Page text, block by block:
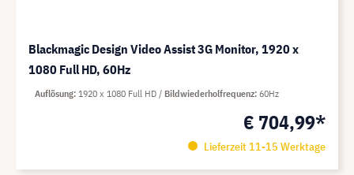
Blackmagic Design Video Assist 3G Monitor, 1920 x
1080 Full HD, 60Hz
€ 704,99*
Lieferzeit 11-15 Werktage
Auflösung 1920 x 1080 Full HD Bildwiederholfrequenz 60Hz